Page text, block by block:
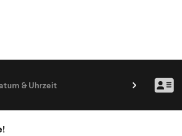
& Uhrzeit